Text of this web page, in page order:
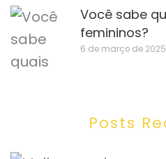
Você sabe
femininos?
6 de março de 2025
Posts